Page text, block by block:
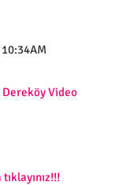
Dereköy Video